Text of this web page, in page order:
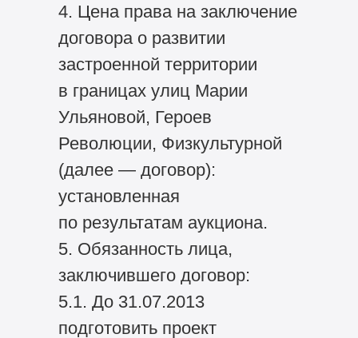
4. Цена права на заключение
договора о развитии
застроенной территории
в границах улиц Марии
Ульяновой, Героев
Революции, Физкультурной
(далее — договор):
установленная
по результатам аукциона.
5. Обязанность лица,
заключившего договор:
5.1. До 31.07.2013
подготовить проект